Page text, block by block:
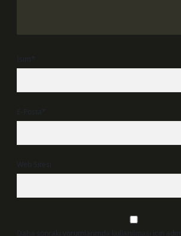
İsim*
E-Posta*
Web Sitesi
Daha sonraki yorumlarımda kullanılması için